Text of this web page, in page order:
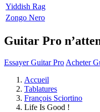
Yiddish Rag
Zongo Nero
Guitar Pro
Essayer Guitar Pro Acheter
Accueil
Tablatures
François Sciortino
Life Is Good !